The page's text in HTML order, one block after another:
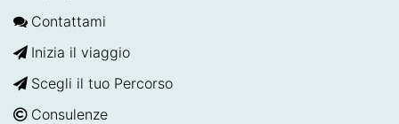
Contattami
Inizia il viaggio
Scegli il tuo Percorso
Consulenze